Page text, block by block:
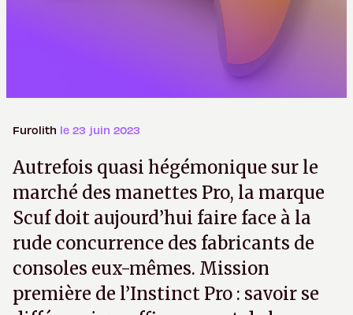
Furolith le 23 juin 2023
Autrefois quasi hégémonique sur le
marché des manettes Pro, la marque
Scuf doit aujourd’hui faire face à la
rude concurrence des fabricants de
consoles eux-mêmes. Mission
première de l’Instinct Pro : savoir se